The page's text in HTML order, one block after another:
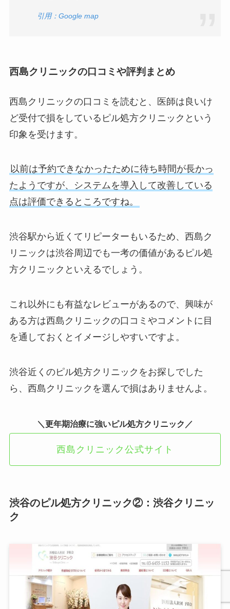
引用：Google map
西島クリニックの口コミや評判まとめ
西島クリニックの口コミを読むと、医師は良いけ
ど受付で損をしているピル処方クリニックという
印象を受けます。
以前は予約できなかったために待ち時間が長かっ
たようですが、システムを導入して改善している
点は評価できるところですね。
渋谷駅から近くてリピーターもいるため、西島ク
リニックは渋谷周辺でも一考の価値があるピル処
方クリニックといえるでしょう。
これ以外にも有益なレビューがあるので、興味が
ある方は西島クリニックの口コミやコメントに目
を通しておくとイメージしやすいですよ。
渋谷近くのピル処方クリニックをお探しでした
ら、西島クリニックを選んで損はありませんよ。
＼更年期治療に強いピル処方クリニック／
西島クリニック公式サイト
渋谷のピル処方クリニック②：渋谷クリニッ
ク